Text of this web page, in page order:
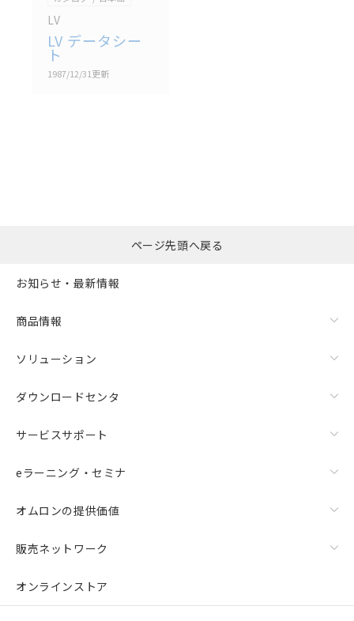
LV
LV データシー
ト
1987/12/31更新
括ダウンロード
ページ先頭へ戻る
お知らせ・最新情報
商品情報
ソリューション
ダウンロードセンタ
サービスサポート
eラーニング・セミナ
オムロンの提供価値
販売ネットワーク
オンラインストア